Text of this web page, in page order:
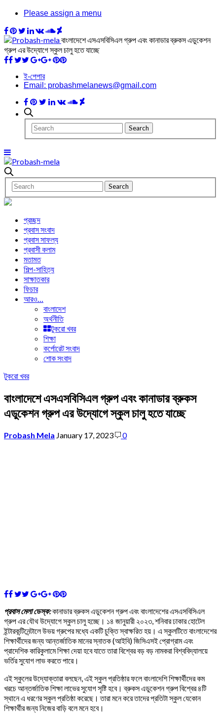
Please assign a menu
বাংলাদেশে এসএসবিসিএল গ্রুপ এবং কানাডার ব্রুকস এডুকেশন
গ্রুপ এর উদ্যোগে স্কুল চালু হতে যাচ্ছে
ই-পেপার
Email: probashmelanews@gmail.com
প্রচ্ছদ
প্রবাস সংবাদ
প্রবাস সাফল্য
প্রবাসী কলাম
মতামত
শিল্প-সাহিত্য
সাক্ষাতকার
ফিচার
আরও…
বাংলাদেশ
অর্থনীতি
টুকরো খবর
শিক্ষা
কর্পোরেট সংবাদ
শোক সংবাদ
টুকরো খবর
বাংলাদেশে এসএসবিসিএল গ্রুপ এবং কানাডার ব্রুকস
এডুকেশন গ্রুপ এর উদ্যোগে স্কুল চালু হতে যাচ্ছে
Probash Mela January 17, 2023 0
প্রবাস মেলা ডেস্ক:কানাডার ব্রুকস এডুকেশন গ্রুপ এবং বাংলাদেশের এসএসবিসিএল
গ্রুপ এর যৌথ উদ্যোগে স্কুল চালু হচ্ছে। ১৪ জানুয়ারী ২০২৩, শনিবার ঢাকার হোটেল
ইন্টারকন্টিনেন্টালে উভয় গ্রুপের মধ্যে একটি চুক্তি স্বাক্ষরিত হয়। এ স্কুলটিতে বাংলাদেশের
শিক্ষার্থীদের জন্য আন্তর্জাতিক মানের স্নাতক (আইবি) জিসিএসই প্রোগ্রাম এবং
প্রাদেশিক কারিকুলামে শিক্ষা দেয়া হবে যাতে তারা বিশ্বের বড় বড় নামকরা বিশ্ববিদ্যালয়ে
ভর্তির সুযোগ লাভ করতে পারে।
এই স্কুলের উদ্যোক্তারা বলছেন, এই স্কুল প্রতিষ্ঠার ফলে বাংলাদেশি শিক্ষার্থীদের কম
খরচে আন্তর্জাতিক শিক্ষা লাভের ‍সুযোগ সৃষ্টি হবে। ব্রুকস এডুকেশন গ্রুপ বিশ্বের ৪টি
স্থানে এ ধরণের স্কুল প্রতিষ্ঠা করেছে। তারা মনে করে তাদের প্রতিটা স্কুল যেকোন
শিক্ষার্থীর জন্য নিজের বাড়ি বলে মনে হবে।